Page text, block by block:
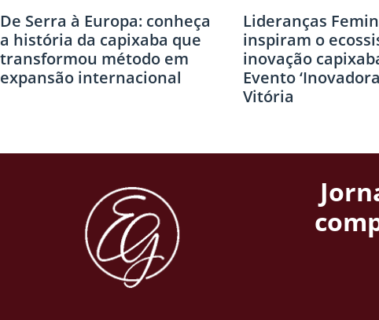
De Serra à Europa: conheça
a história da capixaba que
transformou método em
expansão internacional
Lideranças
inspiram o
inovação
Evento
Vitória